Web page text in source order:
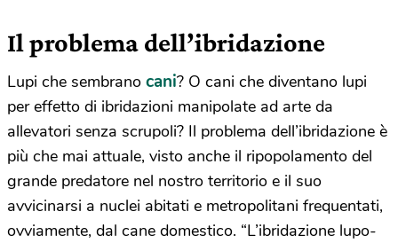
Il problema dell’ibridazione
Lupi che sembrano cani? O cani che diventano lupi
per effetto di ibridazioni manipolate ad arte da
allevatori senza scrupoli? Il problema dell’ibridazione è
più che mai attuale, visto anche il ripopolamento del
grande predatore nel nostro territorio e il suo
avvicinarsi a nuclei abitati e metropolitani frequentati,
ovviamente, dal cane domestico. “L’ibridazione lupo-